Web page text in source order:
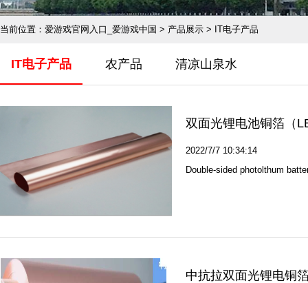
当前位置： 爱游戏官网入口_爱游戏中国 > 产品展示 > IT电子产品
IT电子产品 农产品 清凉山泉水
双面光锂电池铜箔（
2022/7/7 10:34:14
Double-sided photolthum
中抗拉双面光锂电铜